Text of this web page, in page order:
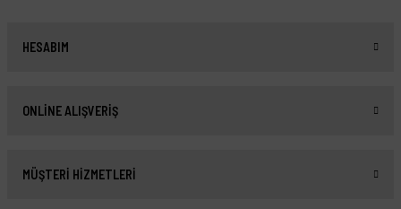
HESABIM
ONLİNE ALIŞVERİŞ
MÜŞTERİ HİZMETLERİ